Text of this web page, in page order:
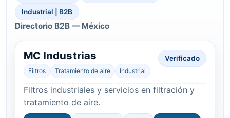
Industrial | B2B
Directorio B2B — México
MC Industrias
Filtros Tratamiento de aire Industrial
Verificado
Filtros industriales y servicios en filtración y
tratamiento de aire.